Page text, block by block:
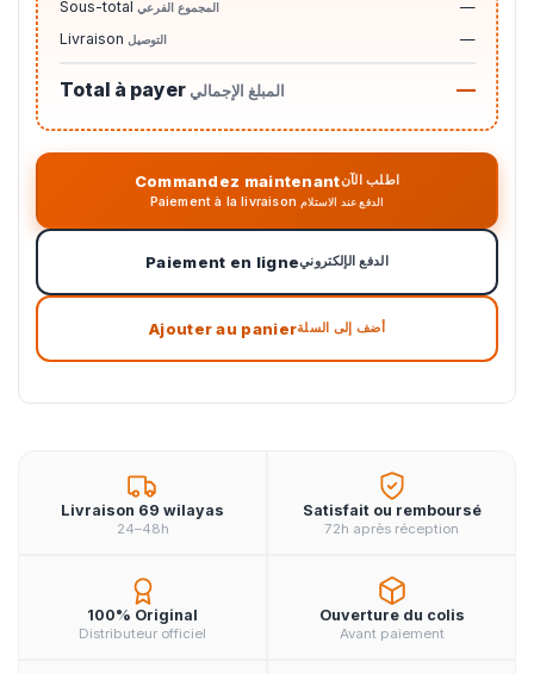
Sous-total المجموع الفرعي
—
Livraison التوصيل —
Total à payer المبلغ الإجمالي —
Commandez maintenantاطلب الآن
Paiement à la livraisonالدفع عند الاستلام
Paiement en ligneالدفع الإلكتروني
Ajouter au panierأضف إلى السلة
Livraison 69 wilayas
24–48h
Satisfait ou remboursé
72h après réception
100% Original
Distributeur officiel
Ouverture du colis
Avant paiement